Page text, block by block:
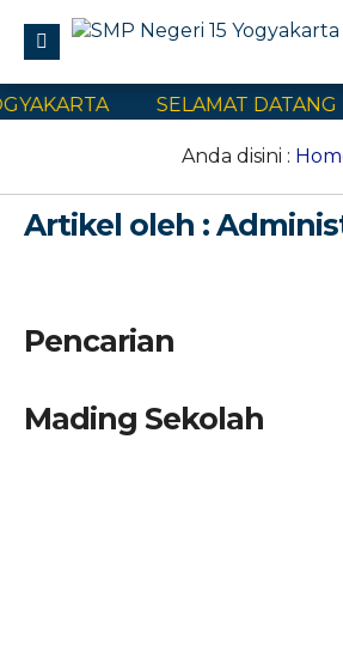
Profile
Civitas Akademika
Program Sekolah
E-Learning
Kontak Kami
SELAMAT DATANG
Anda disini :
Artikel oleh :
Pencarian
Mading Sekolah